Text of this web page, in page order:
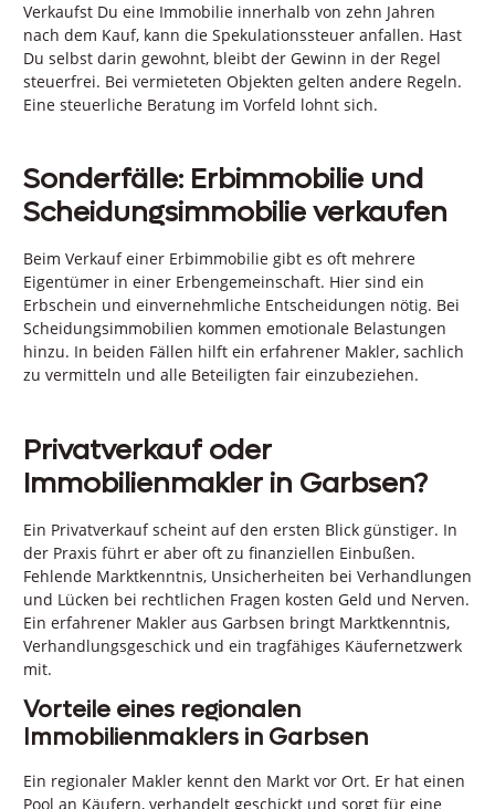
Verkaufst Du eine Immobilie innerhalb von zehn Jahren
nach dem Kauf, kann die Spekulationssteuer anfallen. Hast
Du selbst darin gewohnt, bleibt der Gewinn in der Regel
steuerfrei. Bei vermieteten Objekten gelten andere Regeln.
Eine steuerliche Beratung im Vorfeld lohnt sich.
Sonderfälle: Erbimmobilie und
Scheidungsimmobilie verkaufen
Beim Verkauf einer Erbimmobilie gibt es oft mehrere
Eigentümer in einer Erbengemeinschaft. Hier sind ein
Erbschein und einvernehmliche Entscheidungen nötig. Bei
Scheidungsimmobilien kommen emotionale Belastungen
hinzu. In beiden Fällen hilft ein erfahrener Makler, sachlich
zu vermitteln und alle Beteiligten fair einzubeziehen.
Privatverkauf oder
Immobilienmakler in Garbsen?
Ein Privatverkauf scheint auf den ersten Blick günstiger. In
der Praxis führt er aber oft zu finanziellen Einbußen.
Fehlende Marktkenntnis, Unsicherheiten bei Verhandlungen
und Lücken bei rechtlichen Fragen kosten Geld und Nerven.
Ein erfahrener Makler aus Garbsen bringt Marktkenntnis,
Verhandlungsgeschick und ein tragfähiges Käufernetzwerk
mit.
Vorteile eines regionalen
Immobilienmaklers in Garbsen
Ein regionaler Makler kennt den Markt vor Ort. Er hat einen
Pool an Käufern, verhandelt geschickt und sorgt für eine